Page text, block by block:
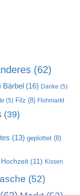
(62)
Bärbel (16) Danke (5)
(5) Filz (8) Flohmarkt
(39)
(13) geplottet (8)
Hochzeit (11) Kissen
(52)